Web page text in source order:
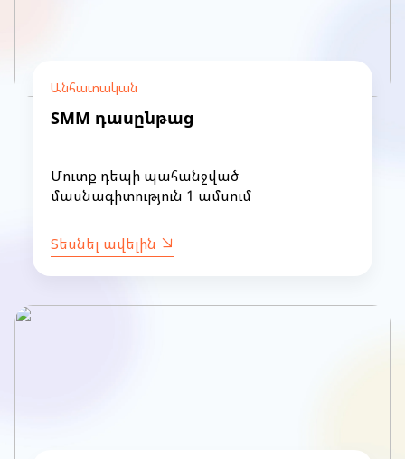
Անհատական
SMM դասընթաց
Մուտք դեպի պահանջված
մասնագիտություն 1 ամսում
Տեսնել ավելին